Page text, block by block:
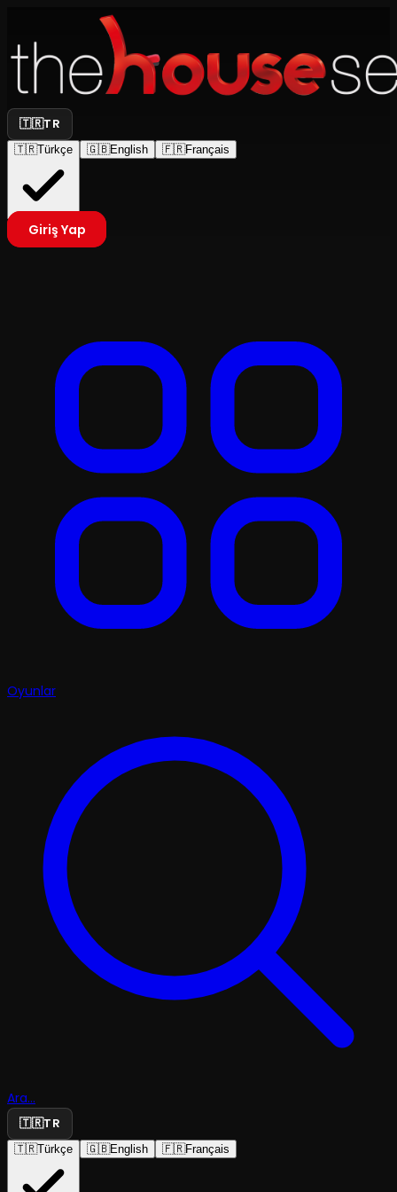
🇹🇷TR
🇹🇷Türkçe 🇬🇧English 🇫🇷Français
Giriş Yap
Oyunlar
Ara...
🇹🇷TR
🇹🇷Türkçe 🇬🇧English 🇫🇷Français